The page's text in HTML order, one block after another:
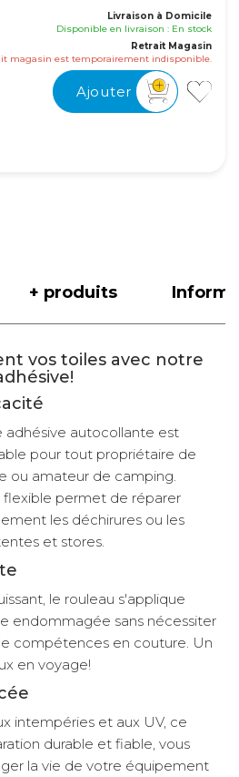
Livraison à Domicile
Disponible en livraison : En stock
Retrait Magasin
magasin est temporairement indisponible.
Ajouter
+ produits
vos toiles avec notre
adhésive autocollante est
pour tout propriétaire de
ou amateur de camping.
permet de réparer
les déchirures ou les
et stores.
le rouleau s'applique
endommagée sans nécessiter
compétences en couture. Un
en voyage!
intempéries et aux UV, ce
durable et fiable, vous
la vie de votre équipement